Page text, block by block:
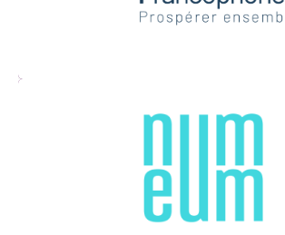
professionnels du